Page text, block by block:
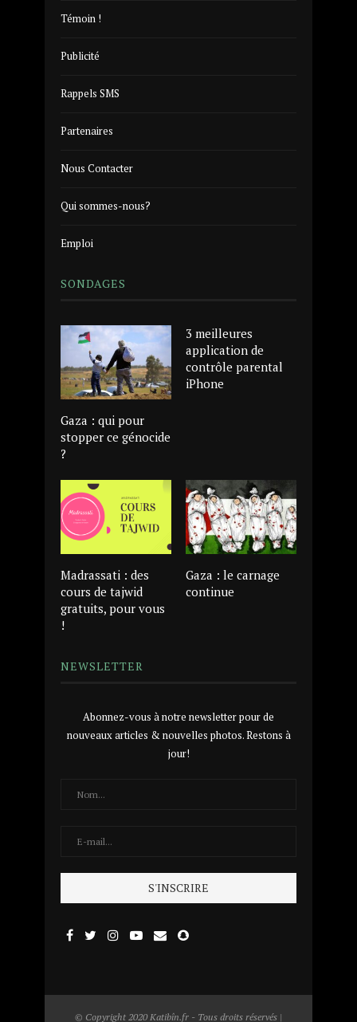
Témoin !
Publicité
Rappels SMS
Partenaires
Nous Contacter
Qui sommes-nous?
Emploi
SONDAGES
Gaza : qui pour
stopper ce génocide
?
3 meilleures
application de
contrôle parental
iPhone
Madrassati : des
cours de tajwid
gratuits, pour vous
!
Gaza : le carnage
continue
NEWSLETTER
Abonnez-vous à notre newsletter pour de
nouveaux articles & nouvelles photos. Restons à
jour!
© Copyright 2020 Katibîn.fr - Tous droits réservés |